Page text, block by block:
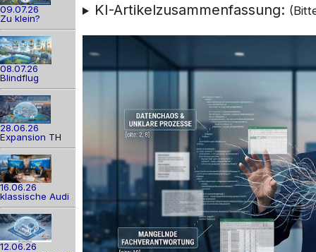
09.07.26
Zu klein?
08.07.26
Blindflug
28.06.26
Expansion TH
16.06.26
klassische Audi
12.06.26
KI-Artikelzusammenfassung: